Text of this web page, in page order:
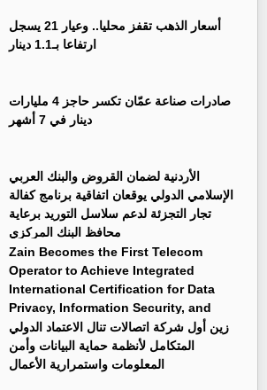
أسعار الذهب تقفز محليا.. وعيار 21 يسجل
ارتفاعا بـ1.1 دينار
صادرات صناعة عمّان تكسر حاجز 4 مليارات
دينار في 7 أشهر
الأردنية لضمان القروض والبنك العربي
الإسلامي الدولي يوقعان اتفاقية برنامج كفالة
تجار التجزئة لدعم سلاسل التوريد برعاية
محافظ البنك المركزي
Zain Becomes the First Telecom
Operator to Achieve Integrated
International Certification for Data
Privacy, Information Security, and
Management Systems
زين أول شركة اتصالات تنال الاعتماد الدولي
المتكامل لأنظمة حماية البيانات وأمن
المعلومات واستمرارية الأعمال